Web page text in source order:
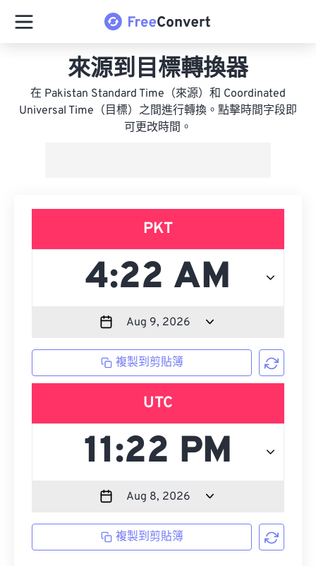
來源到目標轉換器
在 Pakistan Standard Time（來源）和 Coordinated
Universal Time（目標）之間進行轉換。點擊時間字段即
可更改時間。
PKT
複製到剪貼簿
UTC
複製到剪貼簿